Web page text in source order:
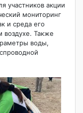
участников акции
мониторинг
и среда его
воздухе. Также
воды,